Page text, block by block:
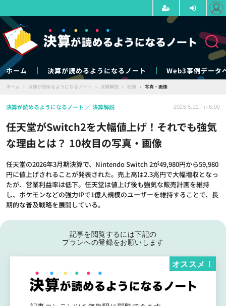
ホーム 決算が読めるようになるノート Web3事例データ
ホーム › 決算が読めるようになるノート › 決算解説 › 記事 › 写真・画像
任天堂がSwitch2を大幅値上げ！それでも強気
な理由とは？ 10枚目の写真・画像
任天堂の2026年3月期決算で、Nintendo Switch 2が49,980円から59,980
円に値上げされることが発表された。売上高は2.3兆円で大幅増収となっ
たが、営業利益率は低下。任天堂は値上げ後も強気な販売計画を維持
し、ポケモンなどの強力IPで1億人規模のユーザーを維持することで、長
期的な普及戦略を展開している。
決算が読めるようになるノート 決算解説 2026.5.22 Fri 6:00
記事を閲覧するには下記の
プランへの登録をお願いします
オススメ！